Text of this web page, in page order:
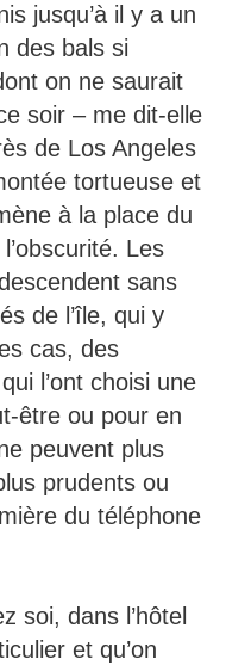
jusqu’à il y a un
des bals si
on ne saurait
soir – me dit-elle
de Los Angeles
tortueuse et
à la place du
Les
sans
de l’île, qui y
cas, des
l’ont choisi une
être ou pour en
peuvent plus
prudents ou
du téléphone
soi, dans l’hôtel
et qu’on